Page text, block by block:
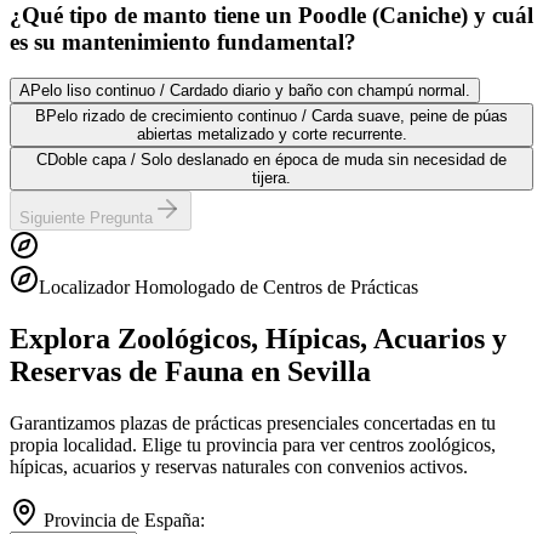
¿Qué tipo de manto tiene un Poodle (Caniche) y cuál
es su mantenimiento fundamental?
APelo liso continuo / Cardado diario y baño con champú normal.
B Pelo rizado de crecimiento continuo / Carda suave, peine de púas
abiertas metalizado y corte recurrente.
CDoble capa / Solo deslanado en época de muda sin necesidad de
tijera.
Siguiente Pregunta
Localizador Homologado de Centros de Prácticas
Explora Zoológicos, Hípicas, Acuarios y
Reservas de Fauna en Sevilla
Garantizamos plazas de prácticas presenciales concertadas en tu
propia localidad. Elige tu provincia para ver centros zoológicos,
hípicas, acuarios y reservas naturales con convenios activos.
Provincia de España: